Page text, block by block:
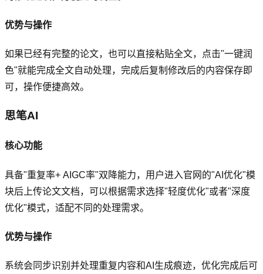
优势与操作
如果已经有完整的论文，也可以直接粘贴全文，点击"一键润
色"就能完成全文自动处理，完成后复制修改后的内容保存即
可，操作便捷高效。
思笔AI
核心功能
具备"重复率+ AIGC率"双降能力，用户进入官网的"AI优化"模
块后上传论文文档，可以根据需求选择"轻度优化"或者"深度
优化"模式，适配不同的处理需求。
优势与操作
系统会同步识别并处理重复内容和AI生成痕迹，优化完成后可